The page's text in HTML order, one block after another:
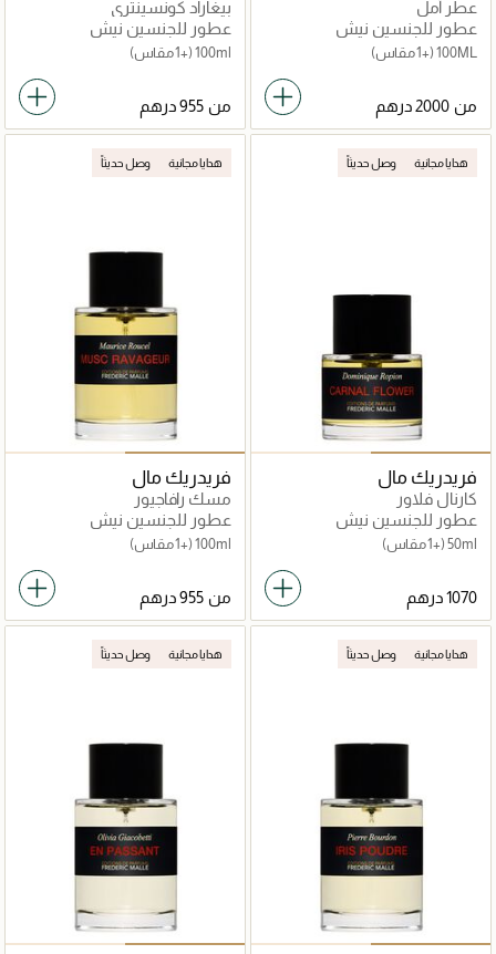
عطر أمل
عطور للجنسين نيش
100ML (+1 مقاس)
من
بيغاراد كونسينتري
عطور للجنسين نيش
100ml (+1 مقاس)
من
هدايا مجانية وصل حديثاً
فريدريك مال
كارنال فلاور
عطور للجنسين نيش
50ml (+1 مقاس)
هدايا مجانية وصل حديثاً
فريدريك مال
مسك رافاجيور
عطور للجنسين نيش
100ml (+1 مقاس)
من
هدايا مجانية وصل حديثاً هدايا مجانية وصل حديثاً